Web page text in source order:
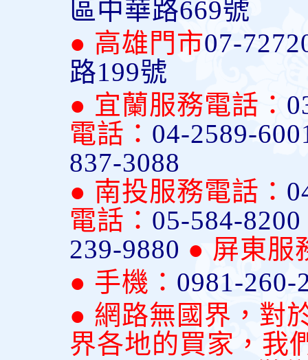
區中華路669號
● 高雄門市07-
路199號
● 宜蘭服務電話：
電話： 04-2589-
837-3088
● 南投服務電話：
電話： 05-584-8200
239-9880 ● 屏東服
● 手機： 0981-260-
● 網路無國界，對
界各地的買家，我